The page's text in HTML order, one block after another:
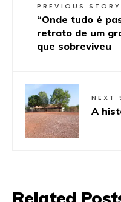
PREVIOUS STORY
“Onde tudo é
retrato de um
que sobreviveu
NEXT
A